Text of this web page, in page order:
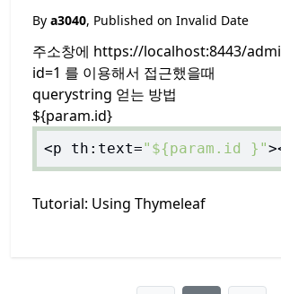
By a3040, Published on Invalid Date
주소창에 https://localhost:8443/
id=1 를 이용해서 접근했을때
querystring 얻는 방법
${param.id}
<p th:text="${param.id }"
Tutorial: Using Thymeleaf